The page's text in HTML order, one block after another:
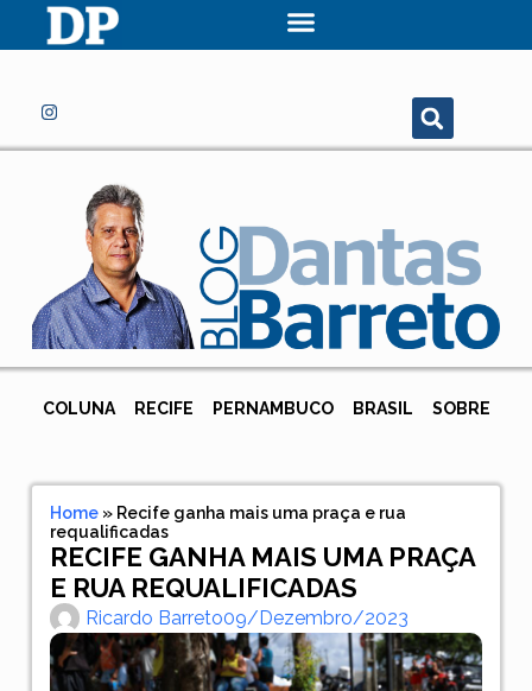
COLUNA RECIFE PERNAMBUCO BRASIL SOBRE
Home» Recife ganha mais uma praça e rua
requalificadas
RECIFE GANHA MAIS UMA PRAÇA
E RUA REQUALIFICADAS
Ricardo Barreto09/dezembro/2023